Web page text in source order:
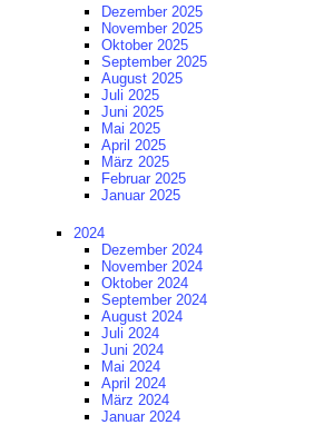
Dezember 2025
November 2025
Oktober 2025
September 2025
August 2025
Juli 2025
Juni 2025
Mai 2025
April 2025
März 2025
Februar 2025
Januar 2025
2024
Dezember 2024
November 2024
Oktober 2024
September 2024
August 2024
Juli 2024
Juni 2024
Mai 2024
April 2024
März 2024
Januar 2024